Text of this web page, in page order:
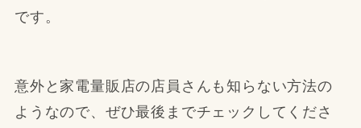
です。
意外と家電量販店の店員さんも知らない方法の
ようなので、ぜひ最後までチェックしてくださ